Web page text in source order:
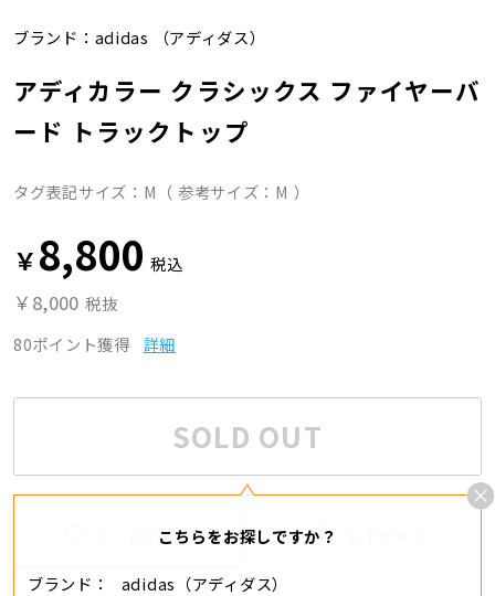
ブランド： adidas （アディダス）
アディカラー クラシックス ファイヤーバ
ード トラックトップ
タグ表記サイズ：M（ 参考サイズ：M ）
￥8,800 税込
￥8,000 税抜
80ポイント獲得
詳細
SOLD OUT
こちらをお探しですか？
ブランド
adidas（アディダス）
追加する